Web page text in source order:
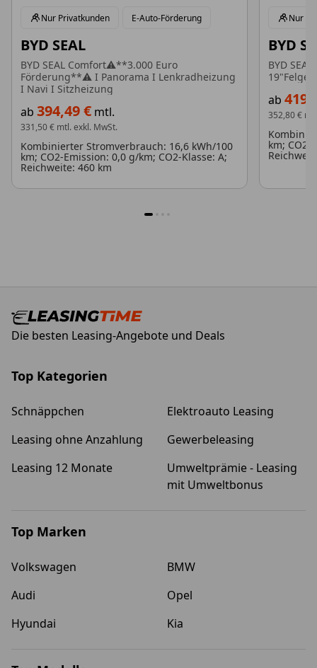
Nur Privatkunden E-Auto-Förderung
BYD SEAL
BYD SEAL Comfort⚠️**3.000 Euro
Förderung**⚠️ I Panorama I Lenkradheizung
I Navi I Sitzheizung
ab 394,49 € mtl.
331,50 € mtl. exkl. MwSt.
Kombinierter Stromverbrauch: 16,6 kWh/100
km; CO2-Emission: 0,0 g/km; CO2-Klasse: A;
Reichweite: 460 km
Nur
BYD
BYD
ab
352,80 €
km; CO2-
Die besten Leasing-Angebote und Deals
Top Kategorien
Schnäppchen
Elektroauto Leasing
Leasing ohne Anzahlung
Gewerbeleasing
Leasing 12 Monate
Umweltprämie - Leasing
mit Umweltbonus
Top Marken
Volkswagen
BMW
Audi
Opel
Hyundai
Kia